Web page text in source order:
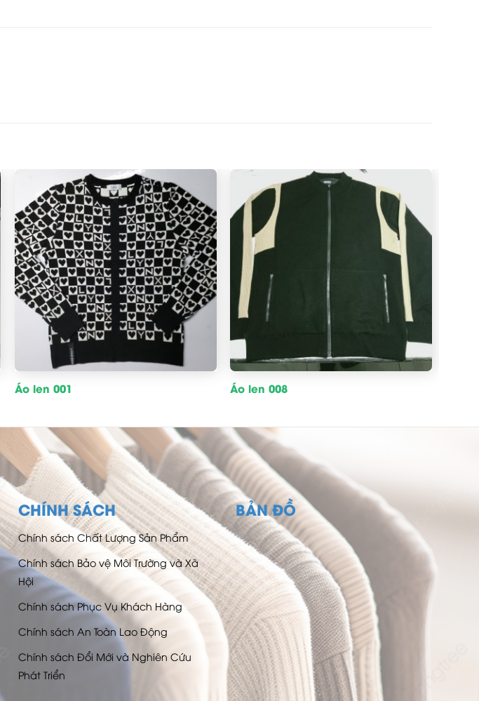
Áo len 001 Áo len 008
CHÍNH SÁCH
Chính sách Chất Lượng Sản Phẩm
Chính sách Bảo vệ Môi Trường và Xã
Hội
Chính sách Phục Vụ Khách Hàng
Chính sách An Toàn Lao Động
Chính sách Đổi Mới và Nghiên Cứu
Phát Triển
BẢN ĐỒ